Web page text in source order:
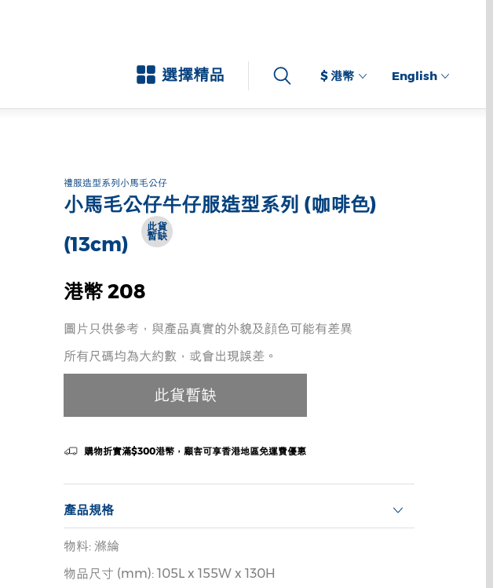
選擇精品 $ 港幣 English
禮服造型系列小馬毛公仔
小馬毛公仔牛仔服造型系列 (咖啡色)
(13cm)
此貨
暫缺
港幣 208
圖片只供參考，與產品真實的外貌及顔色可能有差異
所有尺碼均為大約數，或會出現誤差。
購物折實滿$300港幣，顧客可享香港地區免運費優惠
產品規格
物料: 滌綸
物品尺寸 (mm): 105L x 155W x 130H